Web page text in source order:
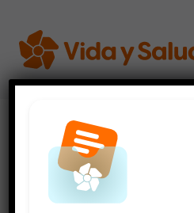
Videos de Salud
7 síntomas de la diabetes que
detectarla a tiempo
DIABETES